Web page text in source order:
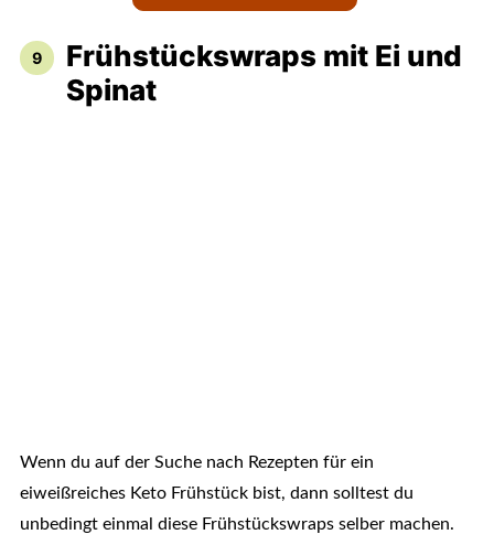
Frühstückswraps mit Ei und
Spinat
Wenn du auf der Suche nach Rezepten für ein
eiweißreiches Keto Frühstück bist, dann solltest du
unbedingt einmal diese Frühstückswraps selber machen.